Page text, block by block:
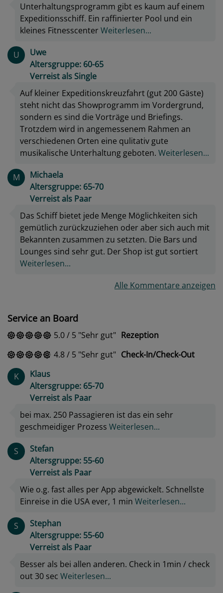
Unterhaltungsprogramm gibt es kaum auf einem
Expeditionsschiff. Ein raffinierter Pool und ein
kleines FitnesscenterWeiterlesen...
U
Uwe
Altersgruppe: 60-65
Verreist als Single
Auf kleiner Expeditionskreuzfahrt (gut 200 Gäste)
steht nicht das Showprogramm im Vordergrund,
sondern es sind die Vorträge und Briefings.
Trotzdem wird in angemessenem Rahmen an
verschiedenen Orten eine qulitativ gute
musikalische Unterhaltung geboten. Weiterlesen...
M
Michaela
Altersgruppe: 65-70
Verreist als Paar
Das Schiff bietet jede Menge Möglichkeiten sich
gemütlich zurückzuziehen oder aber sich auch mit
Bekannten zusammen zu setzten. Die Bars und
Lounges sind sehr gut. Der Shop ist gut sortiert
Weiterlesen...
Alle Kommentare anzeigen
Service an Board
5.0/ 5 Sehr gut
Rezeption
4.8/ 5 Sehr gut
Check-In/Check-Out
K
Klaus
Altersgruppe: 65-70
Verreist als Paar
bei max. 250 Passagieren ist das ein sehr
geschmeidiger Prozess Weiterlesen...
S
Stefan
Altersgruppe: 55-60
Verreist als Paar
Wie o.g. fast alles per App abgewickelt. Schnellste
Einreise in die USA ever, 1 min Weiterlesen...
S
Stephan
Altersgruppe: 55-60
Verreist als Paar
Besser als bei allen anderen. Check in 1min / check
out 30 sec Weiterlesen...